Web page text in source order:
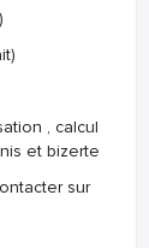
, calcul
et bizerte
sur